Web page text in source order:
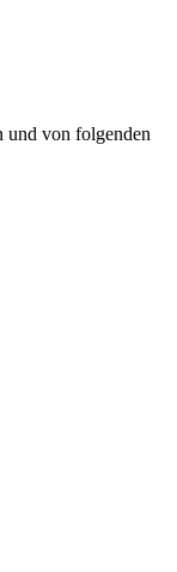
und von folgenden